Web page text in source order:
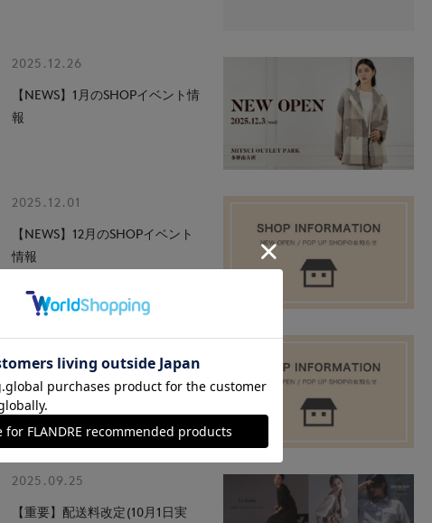
2025.12.26
【NEWS】1月のSHOPイベント情
報
2025.12.01
【NEWS】12月のSHOPイベント
情報
2025.10.06
【重要】一部商品に関して価格改
定のお知らせ(11月1日実施)
2025.09.25
【重要】配送料改定(10月1日実